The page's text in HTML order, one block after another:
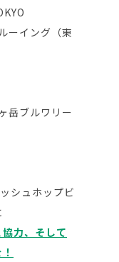
ーイング（東
岳ブルワリー
シュホップビ
力、そして